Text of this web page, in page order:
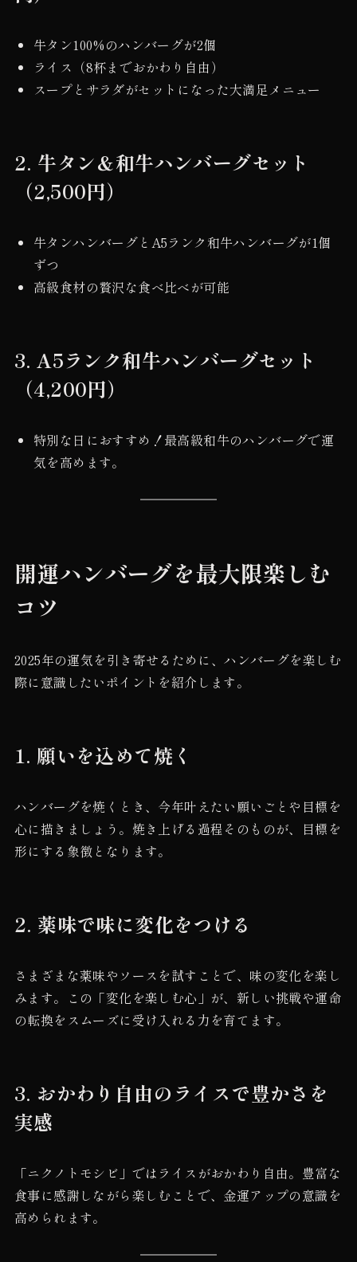
牛タン100%のハンバーグが2個
ライス（8杯までおかわり自由）
スープとサラダがセットになった大満足メニュー
2. 牛タン＆和牛ハンバーグセット
（2,500円）
牛タンハンバーグとA5ランク和牛ハンバーグが1個
ずつ
高級食材の贅沢な食べ比べが可能
3. A5ランク和牛ハンバーグセット
（4,200円）
特別な日におすすめ！最高級和牛のハンバーグで運
気を高めます。
開運ハンバーグを最大限楽しむ
コツ
2025年の運気を引き寄せるために、ハンバーグを楽しむ
際に意識したいポイントを紹介します。
1. 願いを込めて焼く
ハンバーグを焼くとき、今年叶えたい願いごとや目標を
心に描きましょう。焼き上げる過程そのものが、目標を
形にする象徴となります。
2. 薬味で味に変化をつける
さまざまな薬味やソースを試すことで、味の変化を楽し
みます。この「変化を楽しむ心」が、新しい挑戦や運命
の転換をスムーズに受け入れる力を育てます。
3. おかわり自由のライスで豊かさを
実感
「ニクノトモシビ」ではライスがおかわり自由。豊富な
食事に感謝しながら楽しむことで、金運アップの意識を
高められます。